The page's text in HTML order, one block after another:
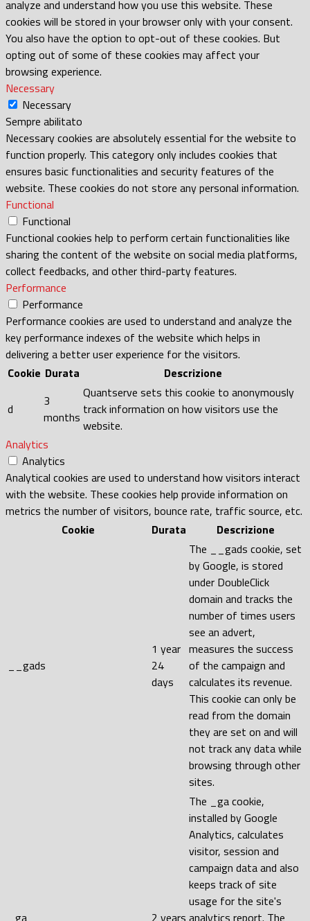
analyze and understand how you use this website. These
cookies will be stored in your browser only with your consent.
You also have the option to opt-out of these cookies. But
opting out of some of these cookies may affect your
browsing experience.
Necessary
Necessary
Sempre abilitato
Necessary cookies are absolutely essential for the website to
function properly. This category only includes cookies that
ensures basic functionalities and security features of the
website. These cookies do not store any personal information.
Functional
Functional
Functional cookies help to perform certain functionalities like
sharing the content of the website on social media platforms,
collect feedbacks, and other third-party features.
Performance
Performance
Performance cookies are used to understand and analyze the
key performance indexes of the website which helps in
delivering a better user experience for the visitors.
Cookie Durata Descrizione
d
3
months
Quantserve sets this cookie to anonymously
track information on how visitors use the
website.
Analytics
Analytics
Analytical cookies are used to understand how visitors interact
with the website. These cookies help provide information on
metrics the number of visitors, bounce rate, traffic source, etc.
Cookie
Durata Descrizione
__gads
1 year
24
days
The __gads cookie, set
by Google, is stored
under DoubleClick
domain and tracks the
number of times users
see an advert,
measures the success
of the campaign and
calculates its revenue.
This cookie can only be
read from the domain
they are set on and will
not track any data while
browsing through other
sites.
_ga 2 years
The _ga cookie,
installed by Google
Analytics, calculates
visitor, session and
campaign data and also
keeps track of site
usage for the site's
analytics report. The